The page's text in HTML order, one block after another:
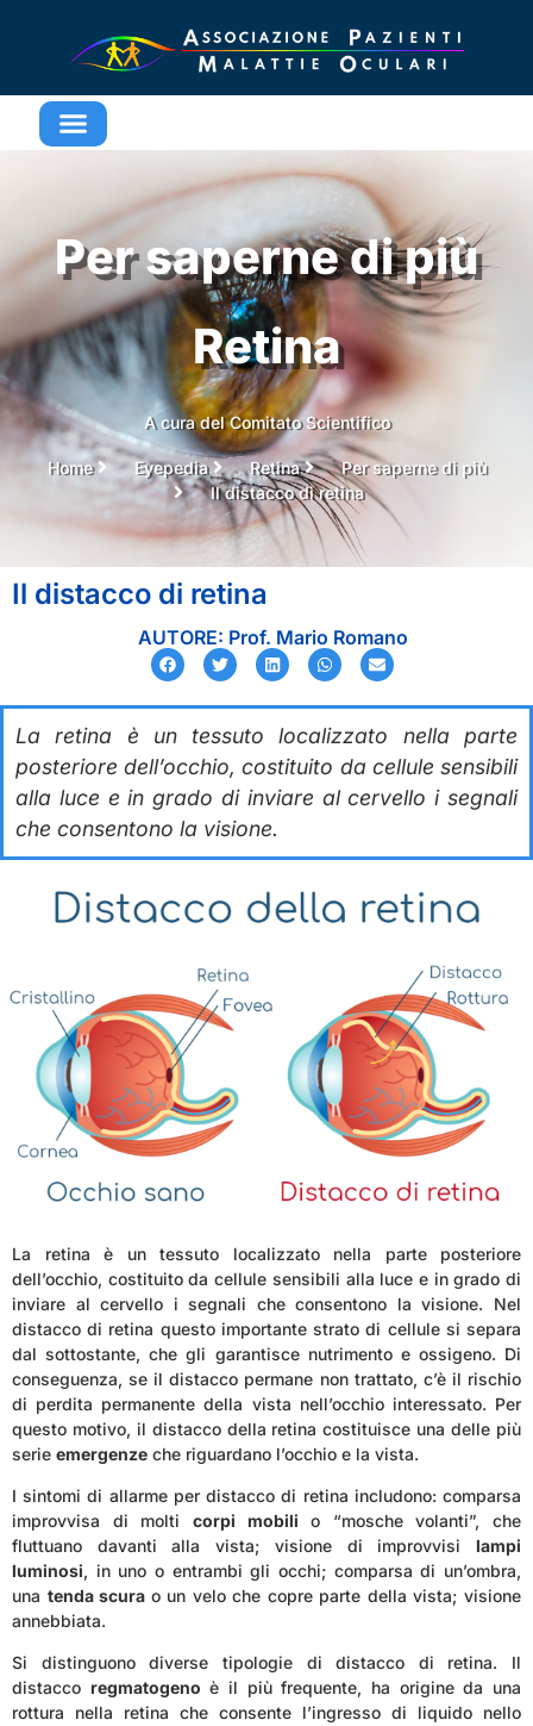
Per saperne di più
Retina
A cura del Comitato Scientifico
Home Eyepedia Retina
Per saperne di più
Il distacco di retina
Il distacco di retina
AUTORE: Prof. Mario Romano
La retina è un tessuto localizzato nella parte
posteriore dell’occhio, costituito da cellule sensibili
alla luce e in grado di inviare al cervello i segnali
che consentono la visione.
La retina è un tessuto localizzato nella parte posteriore
dell’occhio, costituito da cellule sensibili alla luce e in grado di
inviare al cervello i segnali che consentono la visione. Nel
distacco di retina questo importante strato di cellule si separa
dal sottostante, che gli garantisce nutrimento e ossigeno. Di
conseguenza, se il distacco permane non trattato, c’è il rischio
di perdita permanente della vista nell’occhio interessato. Per
questo motivo, il distacco della retina costituisce una delle più
serie emergenze che riguardano l’occhio e la vista.
I sintomi di allarme per distacco di retina includono: comparsa
improvvisa di molti corpi mobili o “mosche volanti”, che
fluttuano davanti alla vista; visione di improvvisi lampi
luminosi, in uno o entrambi gli occhi; comparsa di un’ombra,
una tenda scura o un velo che copre parte della vista; visione
annebbiata.
Si distinguono diverse tipologie di distacco di retina. Il
distacco regmatogeno è il più frequente, ha origine da una
rottura nella retina che consente l’ingresso di liquido nello